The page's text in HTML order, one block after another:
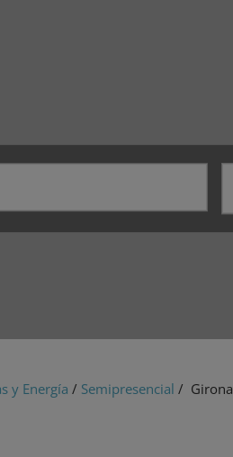
y Energía / Semipresencial / Girona